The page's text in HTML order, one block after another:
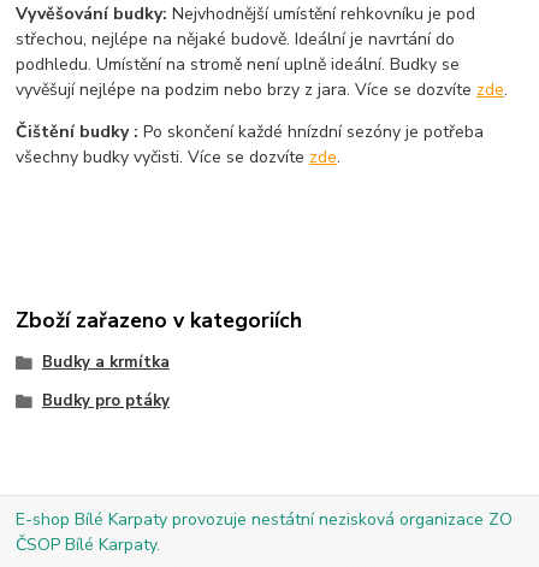
Vyvěšování budky: Nejvhodnější umístění rehkovníku je pod
střechou, nejlépe na nějaké budově. Ideální je navrtání do
podhledu. Umístění na stromě není uplně ideální. Budky se
vyvěšují nejlépe na podzim nebo brzy z jara. Více se dozvíte zde.
Čištění budky :Po skončení každé hnízdní sezóny je potřeba
všechny budky vyčisti. Více se dozvíte zde.
Zboží zařazeno v kategoriích
Budky a krmítka
Budky pro ptáky
E-shop Bílé Karpaty provozuje nestátní nezisková organizace ZO
ČSOP Bílé Karpaty.